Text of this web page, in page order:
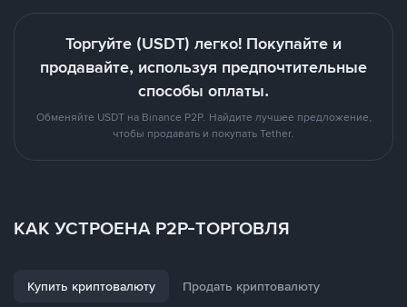
Торгуйте (USDT) легко! Покупайте и
продавайте, используя предпочтительные
способы оплаты.
Обменяйте USDT на Binance P2P. Найдите лучшее предложение,
чтобы продавать и покупать Tether.
КАК УСТРОЕНА P2P-ТОРГОВЛЯ
Купить криптовалюту Продать криптовалюту